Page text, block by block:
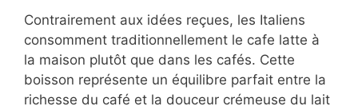
Contrairement aux idées reçues, les Italiens
consomment traditionnellement le cafe latte à
la maison plutôt que dans les cafés. Cette
boisson représente un équilibre parfait entre la
richesse du café et la douceur crémeuse du lait